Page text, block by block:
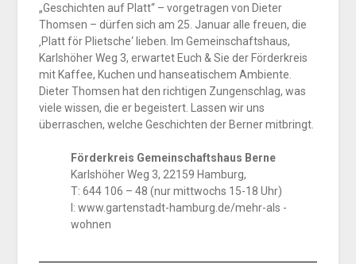
„Geschichten auf Platt“ – vorgetragen von Dieter
Thomsen – dürfen sich am 25. Januar alle freuen, die
‚Platt för Plietsche‘ lieben. Im Gemeinschaftshaus,
Karlshöher Weg 3, erwartet Euch & Sie der Förderkreis
mit Kaffee, Kuchen und hanseatischem Ambiente.
Dieter Thomsen hat den richtigen Zungenschlag, was
viele wissen, die er begeistert. Lassen wir uns
überraschen, welche Geschichten der Berner mitbringt.
Förderkreis Gemeinschaftshaus Berne
Karlshöher Weg 3, 22159 Hamburg,
T: 644 106­ – 48 (nur mittwochs 15-­18 Uhr)
I: www.gartenstadt­-hamburg.de/mehr-­als ­
wohnen